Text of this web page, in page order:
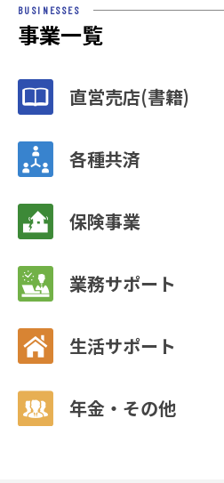
BUSINESSES
事業一覧
直営売店(書籍)
各種共済
保険事業
業務サポート
生活サポート
年金・その他